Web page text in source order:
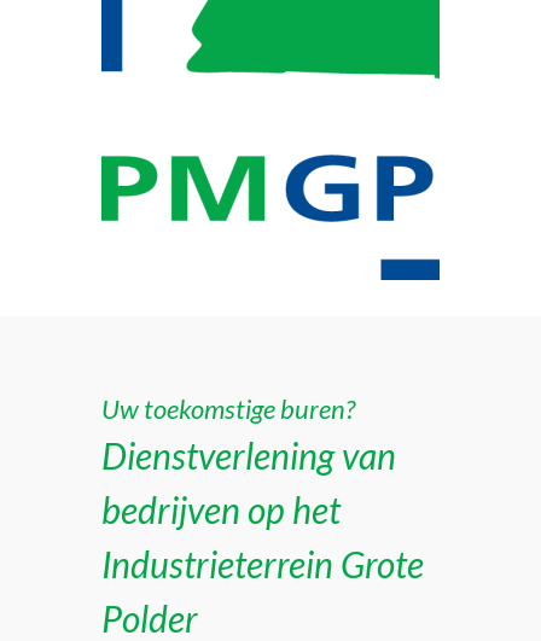
Uw toekomstige buren?
Dienstverlening van
bedrijven op het
Industrieterrein Grote
Polder